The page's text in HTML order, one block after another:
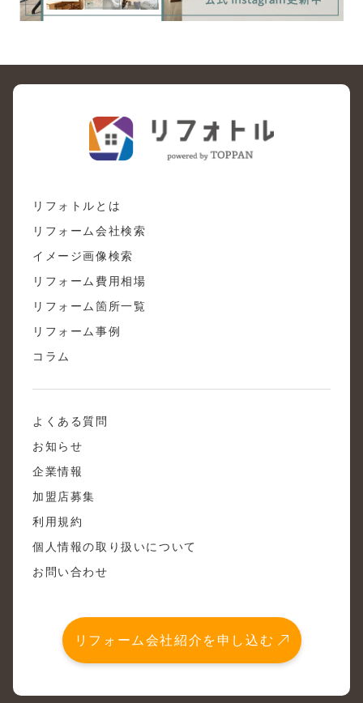
リフォトルとは
リフォーム会社検索
イメージ画像検索
リフォーム費用相場
リフォーム箇所一覧
リフォーム事例
コラム
よくある質問
お知らせ
企業情報
加盟店募集
利用規約
個人情報の取り扱いについて
お問い合わせ
リフォーム会社紹介を申し込む